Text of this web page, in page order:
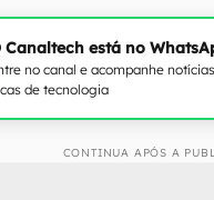
Canaltech está no
no canal e acompanhe
de tecnologia
CONTINUA APÓS A